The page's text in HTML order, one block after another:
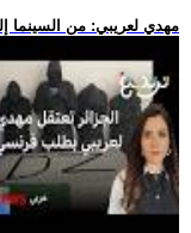
.. مهدي لعريبي: من السينما